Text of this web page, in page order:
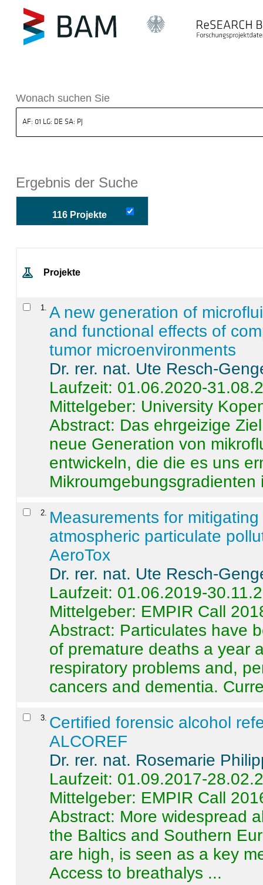
BAM
Wonach suchen Sie
Ergebnis der Suche
116 Projekte
Projekte
1
A new generation of
and functional effects of
tumor microenvironments
Dr. rer. nat. Ute Resch-
Laufzeit: 01.06.2020-
Mittelgeber: University
Abstract: Das ehrgeizige
neue Generation von
entwickeln, die die es uns
Mikroumgebungsgradienten
2
Measurements for
atmospheric particulate
AeroTox
Dr. rer. nat. Ute Resch-
Laufzeit: 01.06.2019-
Mittelgeber: EMPIR Call
Abstract: Particulates have
of premature deaths a year
respiratory problems and,
cancers and dementia.
3 Certified forensic alcohol
ALCOREF
Dr. rer. nat. Rosemarie
Laufzeit: 01.09.2017-
Mittelgeber: EMPIR Call
Abstract: More widespread
the Baltics and Southern
are high, is seen as a key
Access to breathalys ...